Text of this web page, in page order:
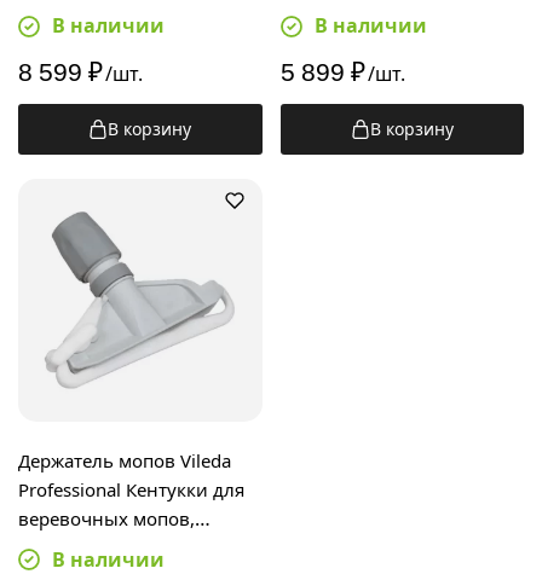
В наличии
8 599 ₽/шт.
В корзину
143581В наличии
5 899 ₽/шт.
В корзину
Держатель мопов Vileda
Professional Кентукки для
веревочных мопов,
100864В наличии